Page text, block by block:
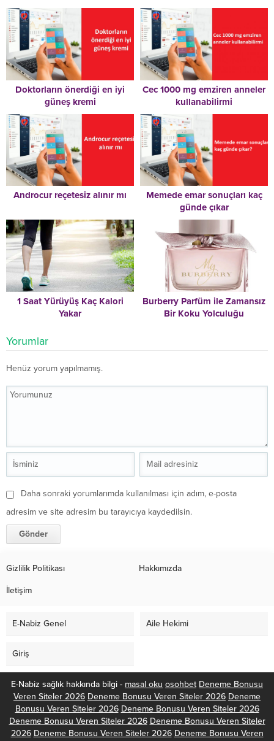
Doktorların önerdiği en iyi
güneş kremi
Cec 1000 mg emziren anneler
kullanabilirmi
Androcur reçetesiz alınır mı
Memede emar sonuçları kaç
günde çıkar
1 Saat Yürüyüş Kaç Kalori
Yakar
Burberry Parfüm ile Zamansız
Bir Koku Yolculuğu
Yorumlar
Henüz yorum yapılmamış.
Daha sonraki yorumlarımda kullanılması için adım, e-posta
adresim ve site adresim bu tarayıcıya kaydedilsin.
Gizlilik Politikası Hakkımızda
İletişim
E-Nabiz Genel Aile Hekimi
Giriş
E-Nabiz sağlık hakkında bilgi - masal oku osohbet Deneme Bonusu
Veren Siteler 2026 Deneme Bonusu Veren Siteler 2026 Deneme
Bonusu Veren Siteler 2026 Deneme Bonusu Veren Siteler 2026
Deneme Bonusu Veren Siteler 2026 Deneme Bonusu Veren Siteler
2026 Deneme Bonusu Veren Siteler 2026 Deneme Bonusu Veren